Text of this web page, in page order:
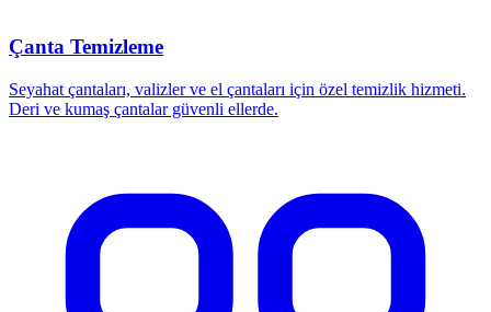
Çanta Temizleme
Seyahat çantaları, valizler ve el çantaları için özel temizlik hizmeti.
Deri ve kumaş çantalar güvenli ellerde.